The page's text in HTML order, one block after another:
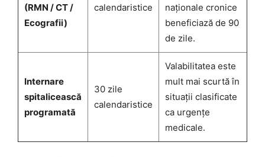
(RMN / CT /
Ecografii)
calendaristice
naționale cronice
beneficiază de 90
de zile.
Internare
spitalicească
programată
30 zile
calendaristice
Valabilitatea este
mult mai scurtă în
situații clasificate
ca urgențe
medicale.